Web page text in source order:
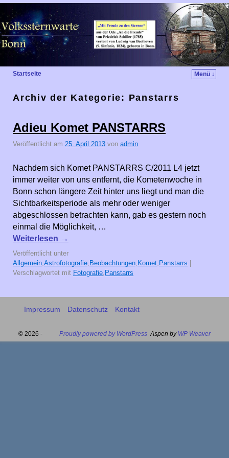
Startseite Menü ↓
Archiv der Kategorie: Panstarrs
Adieu Komet PANSTARRS
Veröffentlicht am 25. April 2013 von admin
Nachdem sich Komet PANSTARRS C/2011 L4 jetzt
immer weiter von uns entfernt, die Kometenwoche in
Bonn schon längere Zeit hinter uns liegt und man die
Sichtbarkeitsperiode als mehr oder weniger
abgeschlossen betrachten kann, gab es gestern noch
einmal die Möglichkeit, …
Weiterlesen →
Veröffentlicht unter
Allgemein,Astrofotografie, Beobachtungen, Komet, Panstarrs
Verschlagwortet mit Fotografie, Panstarrs
Impressum Datenschutz Kontakt
© 2026 - Proudly powered by WordPress Aspen by WP Weaver